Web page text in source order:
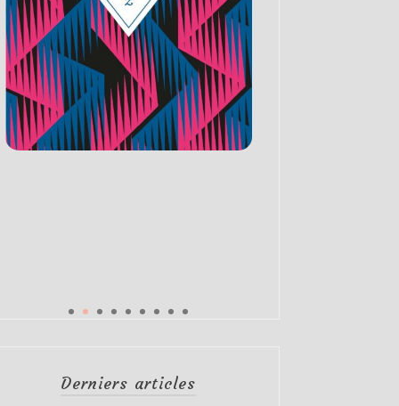
Derniers articles